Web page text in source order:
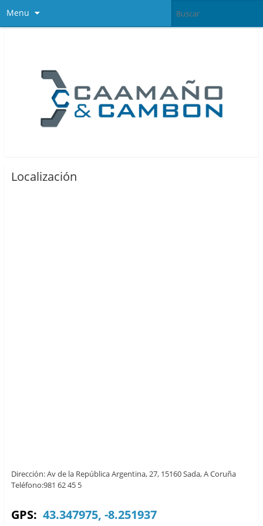
Menu
Localización
Dirección: Av de la República Argentina, 27, 15160 Sada, A Coruña
Teléfono:981 62 45 5
GPS: 43.347975, -8.251937